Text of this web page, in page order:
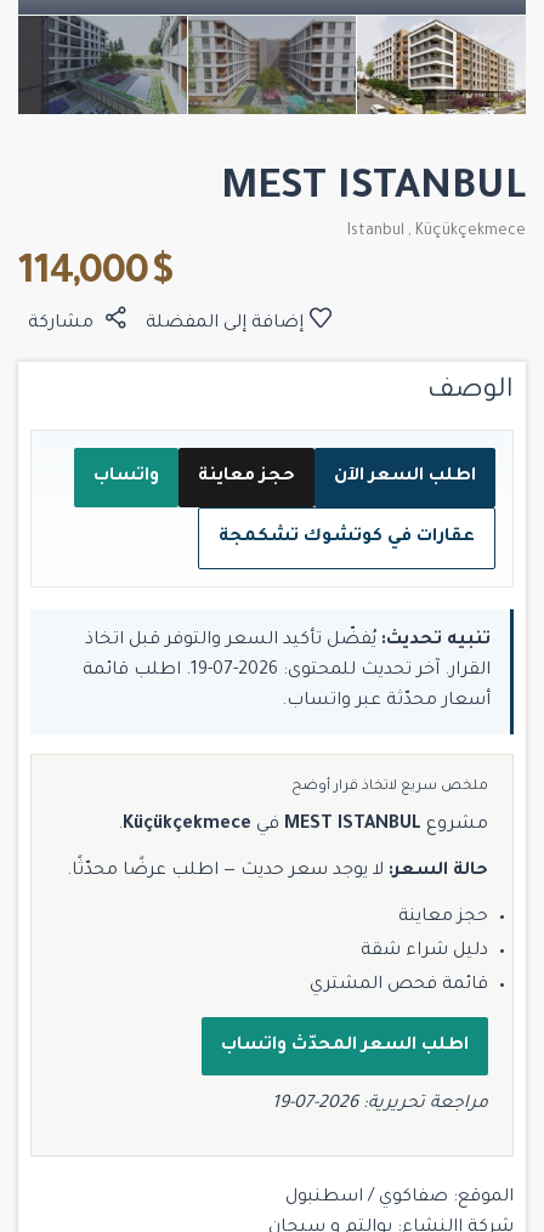
MEST ISTANBUL
Istanbul , Küçükçekmece
$ 114,000
مشاركة إضافة إلى المفضلة
الوصف
اطلب السعر الآن حجز معاينة واتساب
عقارات في كوتشوك تشكمجة
تنبيه تحديث: يُفضّل تأكيد السعر والتوفر قبل اتخاذ
القرار. آخر تحديث للمحتوى: 2026-07-19. اطلب قائمة
أسعار محدّثة عبر واتساب.
ملخص سريع لاتخاذ قرار أوضح
مشروع MEST ISTANBUL في Küçükçekmece
.
حالة السعر: لا يوجد سعر حديث — اطلب عرضًا محدّثًا.
حجز معاينة
دليل شراء شقة
قائمة فحص المشتري
اطلب السعر المحدّث واتساب
مراجعة تحريرية: 2026-07-19
الموقع: صفاكوي / اسطنبول